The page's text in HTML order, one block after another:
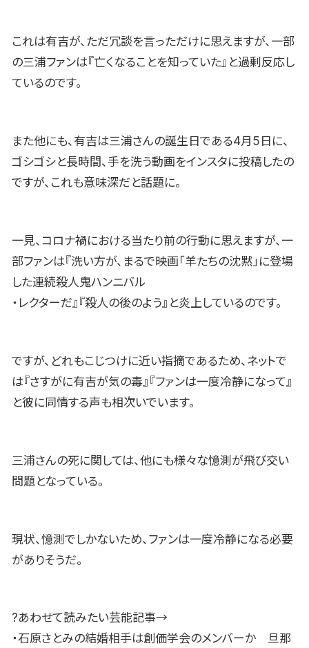
これは有吉が、ただ冗談を言っただけに思えますが、一部
の三浦ファンは『亡くなることを知っていた』と過剰反応し
ているのです。
また他にも、有吉は三浦さんの誕生日である4月5日に、
ゴシゴシと長時間、手を洗う動画をインスタに投稿したの
ですが、これも意味深だと話題に。
一見、コロナ禍における当たり前の行動に思えますが、一
部ファンは『洗い方が、まるで映画「羊たちの沈黙」に登場
した連続殺人鬼ハンニバル
・レクターだ』『殺人の後のよう』と炎上しているのです。
ですが、どれもこじつけに近い指摘であるため、ネットで
は『さすがに有吉が気の毒』『ファンは一度冷静になって』
と彼に同情する声も相次いでいます。
三浦さんの死に関しては、他にも様々な憶測が飛び交い
問題となっている。
現状、憶測でしかないため、ファンは一度冷静になる必要
がありそうだ。
?あわせて読みたい芸能記事→
・石原さとみの結婚相手は創価学会のメンバーか 旦那